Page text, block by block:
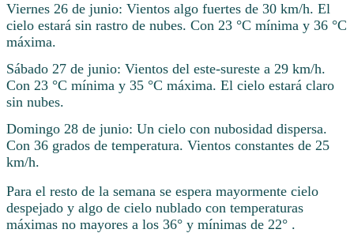
Viernes 26 de junio: Vientos algo fuertes de 30 km/h. El
cielo estará sin rastro de nubes. Con 23 °C mínima y 36 °C
máxima.
Sábado 27 de junio: Vientos del este-sureste a 29 km/h.
Con 23 °C mínima y 35 °C máxima. El cielo estará claro
sin nubes.
Domingo 28 de junio: Un cielo con nubosidad dispersa.
Con 36 grados de temperatura. Vientos constantes de 25
km/h.
Para el resto de la semana se espera mayormente cielo
despejado y algo de cielo nublado con temperaturas
máximas no mayores a los 36° y mínimas de 22° .